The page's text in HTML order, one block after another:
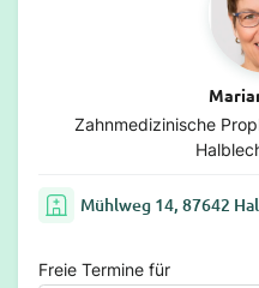
Zahnmedizinische
Mühlweg 14, 87642
Freie Termine für